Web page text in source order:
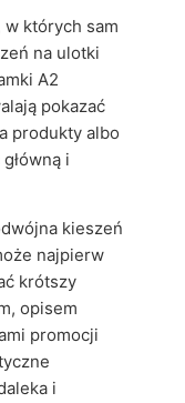
w których sam
na ulotki
A2
pokazać
produkty albo
i
kieszeń
najpierw
krótszy
opisem
promocji
i